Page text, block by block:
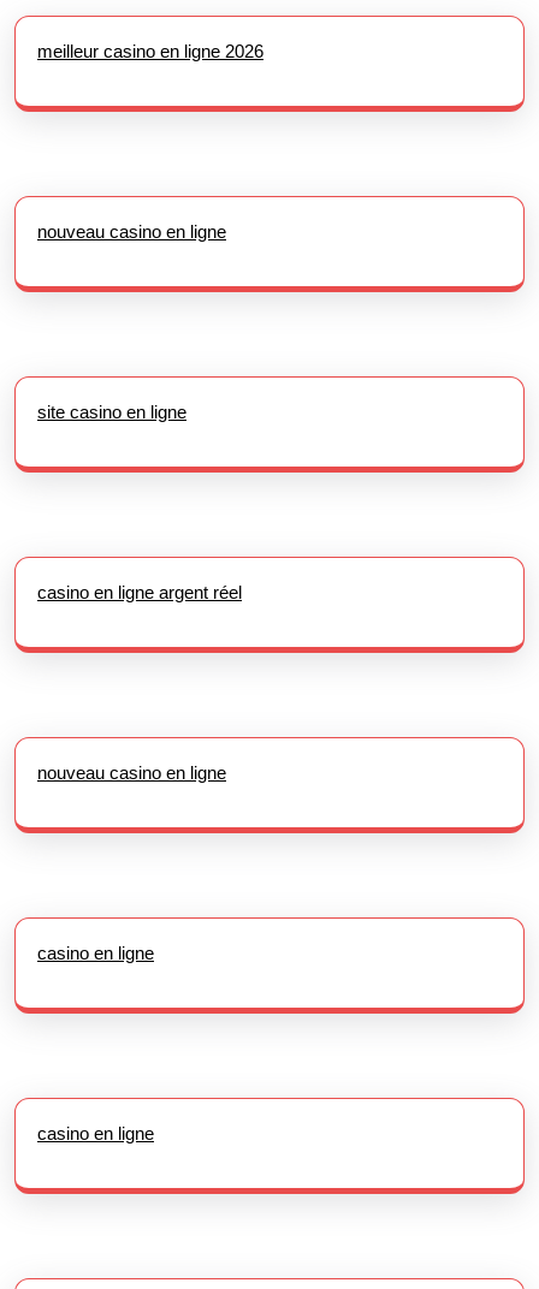
meilleur casino en ligne 2026
nouveau casino en ligne
site casino en ligne
casino en ligne argent réel
nouveau casino en ligne
casino en ligne
casino en ligne